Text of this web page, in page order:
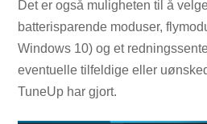
Det er også muligheten til å
batterisparende moduser,
Windows 10) og et
eventuelle tilfeldige eller
TuneUp har gjort.